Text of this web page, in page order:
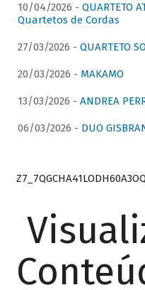
10/04/2026 - QUARTETO
Quartetos de Cordas
27/03/2026 - QUARTETO
20/03/2026 - MAKAMO
13/03/2026 - ANDREA
06/03/2026 - DUO